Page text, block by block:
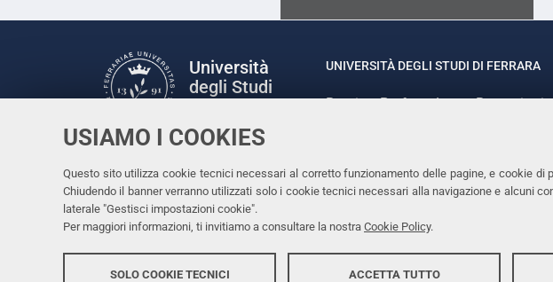
USIAMO I COOKIES
Questo sito utilizza cookie tecnici necessari al corretto funzionamento delle pagine, e cookie di
Chiudendo il banner verranno utilizzati solo i cookie tecnici necessari alla navigazione e alcuni
laterale "Gestisci impostazioni cookie".
Per maggiori informazioni, ti invitiamo a consultare la nostra Cookie Policy.
SOLO COOKIE TECNICI ACCETTA TUTTO
Università
degli Studi
Facebook
LinkedinInstagram
Youtube
UNIVERSITÀ DEGLI STUDI DI FERRARA
Rettrice: Prof.ssa Laura Ramaciotti